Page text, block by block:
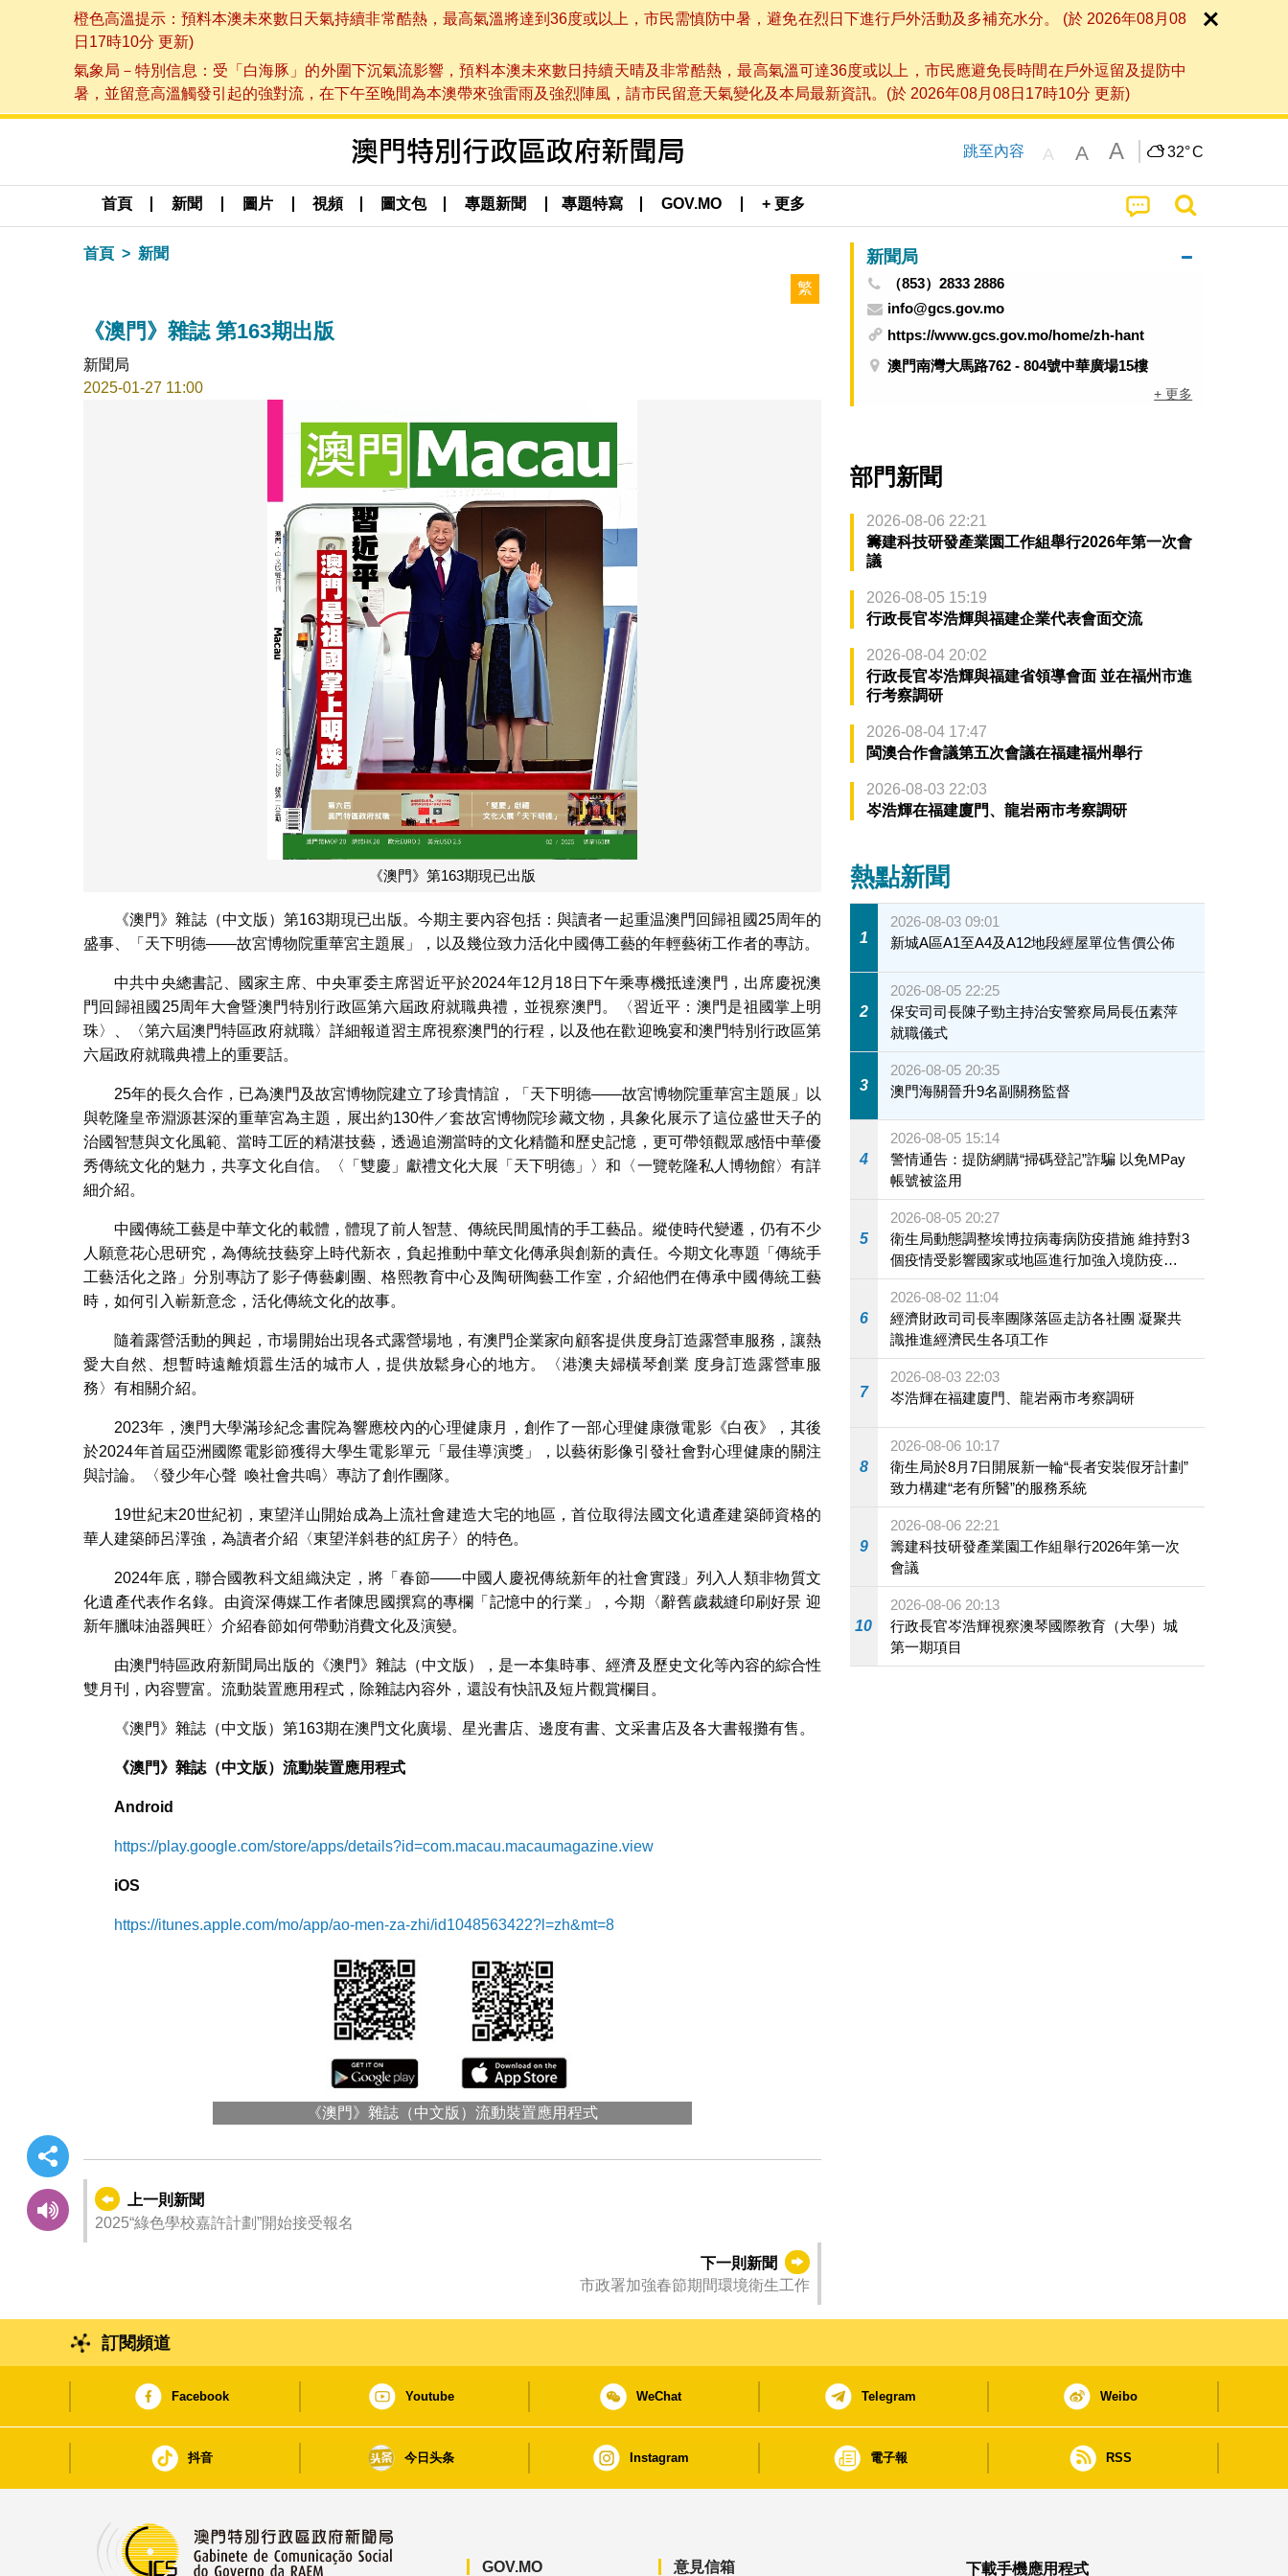
橙色高溫提示：預料本澳未來數日天氣持續非常酷熱，最高氣溫將達到36度或以上，市民需慎防中暑，避免在烈日下進行戶外活動及多補充水分。 (於 2026年08月08
日17時10分 更新)
氣象局－特別信息：受「白海豚」的外圍下沉氣流影響，預料本澳未來數日持續天晴及非常酷熱，最高氣溫可達36度或以上，市民應避免長時間在戶外逗留及提防中
暑，並留意高溫觸發引起的強對流，在下午至晚間為本澳帶來強雷雨及強烈陣風，請市民留意天氣變化及本局最新資訊。(於 2026年08月08日17時10分 更新)
跳至內容 A A A 32°C
首頁 新聞 圖片 視頻 圖文包 專題新聞 專題特寫 GOV.MO + 更多
首頁 新聞
繁
《澳門》雜誌 第163期出版
新聞局
2025-01-27 11:00
《澳門》第163期現已出版
《澳門》雜誌（中文版）第163期現已出版。今期主要內容包括：與讀者一起重温澳門回歸祖國25周年的
盛事、「天下明德——故宮博物院重華宮主題展」，以及幾位致力活化中國傳工藝的年輕藝術工作者的專訪。
中共中央總書記、國家主席、中央軍委主席習近平於2024年12月18日下午乘專機抵達澳門，出席慶祝澳
門回歸祖國25周年大會暨澳門特別行政區第六屆政府就職典禮，並視察澳門。〈習近平：澳門是祖國掌上明
珠〉、〈第六屆澳門特區政府就職〉詳細報道習主席視察澳門的行程，以及他在歡迎晚宴和澳門特別行政區第
六屆政府就職典禮上的重要話。
25年的長久合作，已為澳門及故宮博物院建立了珍貴情誼，「天下明德——故宮博物院重華宮主題展」以
與乾隆皇帝淵源甚深的重華宮為主題，展出約130件／套故宮博物院珍藏文物，具象化展示了這位盛世天子的
治國智慧與文化風範、當時工匠的精湛技藝，透過追溯當時的文化精髓和歷史記憶，更可帶領觀眾感悟中華優
秀傳統文化的魅力，共享文化自信。〈「雙慶」獻禮文化大展「天下明德」〉和〈一覽乾隆私人博物館〉有詳
細介紹。
中國傳統工藝是中華文化的載體，體現了前人智慧、傳統民間風情的手工藝品。縱使時代變遷，仍有不少
人願意花心思研究，為傳統技藝穿上時代新衣，負起推動中華文化傳承與創新的責任。今期文化專題「傳統手
工藝活化之路」分別專訪了影子傳藝劇團、格熙教育中心及陶研陶藝工作室，介紹他們在傳承中國傳統工藝
時，如何引入嶄新意念，活化傳統文化的故事。
隨着露營活動的興起，市場開始出現各式露營場地，有澳門企業家向顧客提供度身訂造露營車服務，讓熱
愛大自然、想暫時遠離煩囂生活的城市人，提供放鬆身心的地方。〈港澳夫婦橫琴創業 度身訂造露營車服
務〉有相關介紹。
2023年，澳門大學滿珍紀念書院為響應校內的心理健康月，創作了一部心理健康微電影《白夜》，其後
於2024年首屆亞洲國際電影節獲得大學生電影單元「最佳導演獎」，以藝術影像引發社會對心理健康的關注
與討論。〈發少年心聲 喚社會共鳴〉專訪了創作團隊。
19世紀末20世紀初，東望洋山開始成為上流社會建造大宅的地區，首位取得法國文化遺產建築師資格的
華人建築師呂澤強，為讀者介紹〈東望洋斜巷的紅房子〉的特色。
2024年底，聯合國教科文組織決定，將「春節——中國人慶祝傳統新年的社會實踐」列入人類非物質文
化遺產代表作名錄。由資深傳媒工作者陳思國撰寫的專欄「記憶中的行業」，今期〈辭舊歲裁縫印刷好景 迎
新年臘味油器興旺〉介紹春節如何帶動消費文化及演變。
由澳門特區政府新聞局出版的《澳門》雜誌（中文版），是一本集時事、經濟及歷史文化等內容的綜合性
雙月刊，內容豐富。流動裝置應用程式，除雜誌內容外，還設有快訊及短片觀賞欄目。
《澳門》雜誌（中文版）第163期在澳門文化廣場、星光書店、邊度有書、文采書店及各大書報攤有售。
《澳門》雜誌（中文版）流動裝置應用程式
Android
https://play.google.com/store/apps/details?id=com.macau.macaumagazine.view
iOS
https://itunes.apple.com/mo/app/ao-men-za-zhi/id1048563422?l=zh&mt=8
《澳門》雜誌（中文版）流動裝置應用程式
上一則新聞
2025“綠色學校嘉許計劃”開始接受報名
下一則新聞
市政署加強春節期間環境衛生工作
新聞局
（853）2833 2886
info@gcs.gov.mo
https://www.gcs.gov.mo/home/zh-hant
澳門南灣大馬路762 - 804號中華廣場15樓
+ 更多
部門新聞
2026-08-06 22:21
籌建科技研發產業園工作組舉行2026年第一次會
議
2026-08-05 15:19
行政長官岑浩輝與福建企業代表會面交流
2026-08-04 20:02
行政長官岑浩輝與福建省領導會面 並在福州市進
行考察調研
2026-08-04 17:47
閩澳合作會議第五次會議在福建福州舉行
2026-08-03 22:03
岑浩輝在福建廈門、龍岩兩市考察調研
熱點新聞
1
2026-08-03 09:01
新城A區A1至A4及A12地段經屋單位售價公佈
2
2026-08-05 22:25
保安司司長陳子勁主持治安警察局局長伍素萍
就職儀式
3
2026-08-05 20:35
澳門海關晉升9名副關務監督
4
2026-08-05 15:14
警情通告：提防網購“掃碼登記”詐騙 以免MPay
帳號被盜用
5
2026-08-05 20:27
衛生局動態調整埃博拉病毒病防疫措施 維持對3
個疫情受影響國家或地區進行加強入境防疫措
施
6
2026-08-02 11:04
經濟財政司司長率團隊落區走訪各社團 凝聚共
識推進經濟民生各項工作
7
2026-08-03 22:03
岑浩輝在福建廈門、龍岩兩市考察調研
8
2026-08-06 10:17
衛生局於8月7日開展新一輪“長者安裝假牙計劃”
致力構建“老有所醫”的服務系統
9
2026-08-06 22:21
籌建科技研發產業園工作組舉行2026年第一次
會議
10
2026-08-06 20:13
行政長官岑浩輝視察澳琴國際教育（大學）城
第一期項目
訂閱頻道
Facebook Youtube WeChat Telegram Weibo
抖音 今日头条 Instagram 電子報 RSS
GOV.MO 意見信箱 下載手機應用程式